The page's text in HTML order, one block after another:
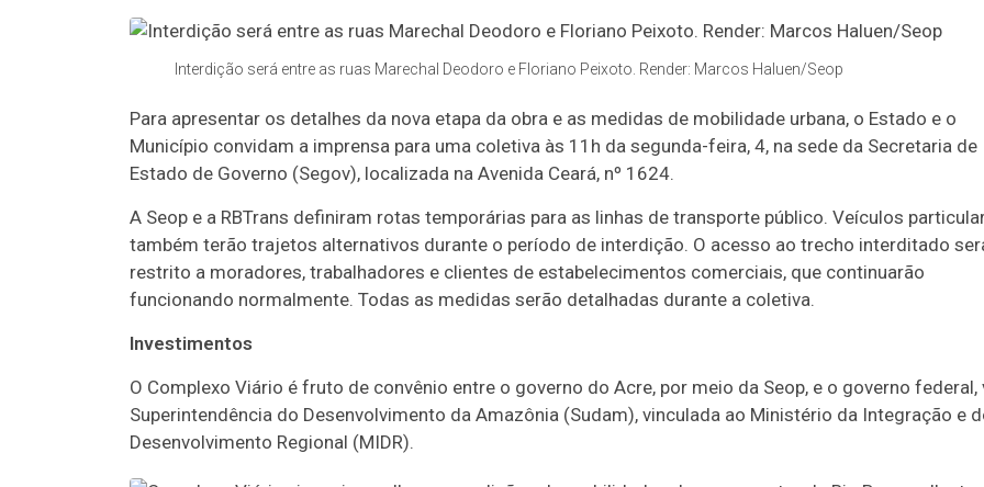
Interdição será entre as ruas Marechal Deodoro e Floriano Peixoto. Render: Marcos Haluen/Seop
Para apresentar os detalhes da nova etapa da obra e as medidas de mobilidade urbana, o Estado e o
Município convidam a imprensa para uma coletiva às 11h da segunda-feira, 4, na sede da Secretaria de
Estado de Governo (Segov), localizada na Avenida Ceará, nº 1624.
A Seop e a RBTrans definiram rotas temporárias para as linhas de transporte público. Veículos
também terão trajetos alternativos durante o período de interdição. O acesso ao trecho interditado
restrito a moradores, trabalhadores e clientes de estabelecimentos comerciais, que continuarão
funcionando normalmente. Todas as medidas serão detalhadas durante a coletiva.
Investimentos
O Complexo Viário é fruto de convênio entre o governo do Acre, por meio da Seop, e o governo federal,
Superintendência do Desenvolvimento da Amazônia (Sudam), vinculada ao Ministério da Integração e
Desenvolvimento Regional (MIDR).